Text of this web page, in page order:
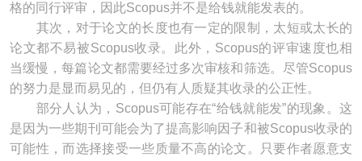
格的同行评审，因此Scopus并不是给钱就能发表的。
其次，对于论文的长度也有一定的限制，太短或太长的
论文都不易被Scopus收录。此外，Scopus的评审速度也相
当缓慢，每篇论文都需要经过多次审核和筛选。尽管Scopus
的努力是显而易见的，但仍有人质疑其收录的公正性。
部分人认为，Scopus可能存在“给钱就能发”的现象。这
是因为一些期刊可能会为了提高影响因子和被Scopus收录的
可能性，而选择接受一些质量不高的论文。只要作者愿意支